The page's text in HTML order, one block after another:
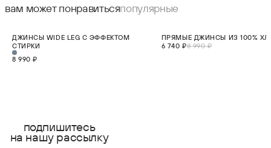
вам может понравитьсяпопулярные
S
ДЖИНСЫ WIDE LEG С ЭФФЕКТОМ
СТИРКИ
8 990 ₽
НОВИНКА
ПРЯМЫЕ ДЖИНСЫ ИЗ 100%
6 740 ₽8 990 ₽
подпишитесь
на нашу рассылку